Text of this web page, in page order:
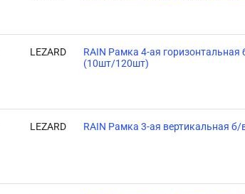
LEZARD
RAIN Рамка 4-ая горизонтальная
(10шт/120шт)
LEZARD RAIN Рамка 3-ая вертикальная